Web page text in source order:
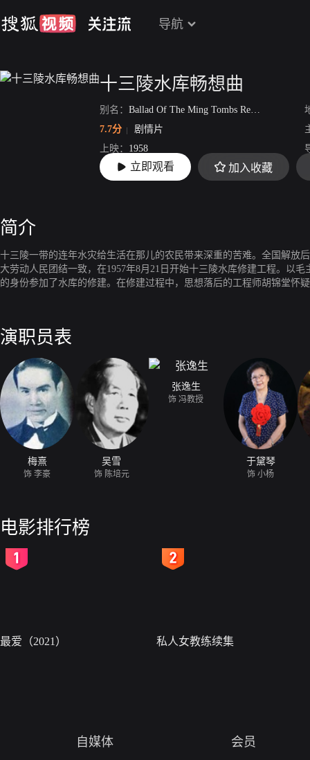
导航
十三陵水库畅想曲
别名： Ballad Of The Ming Tombs Reservior
7.7分
剧情片
上映： 1958
片长： 87分18秒
立即观看 加入收藏
简介
十三陵一带的连年水灾给生活在那儿的农民带来深重的苦难。全国解放
大劳动人民团结一致，在1957年8月21日开始十三陵水库修建工程。以
的身份参加了水库的修建。在修建过程中，思想落后的工程师胡锦堂怀
人民公社。这里已经消灭了三大差别，上月球旅行都已习以为常了。
演职员表
梅熹
饰 李豪
吴雪
饰 陈培元
张逸生
饰 冯教授
于黛琴
饰 小杨
电影排行榜
最爱（2021） 私人女教练续集
自媒体 会员